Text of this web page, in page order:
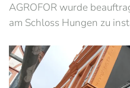
AGROFOR wurde
am Schloss Hungen zu